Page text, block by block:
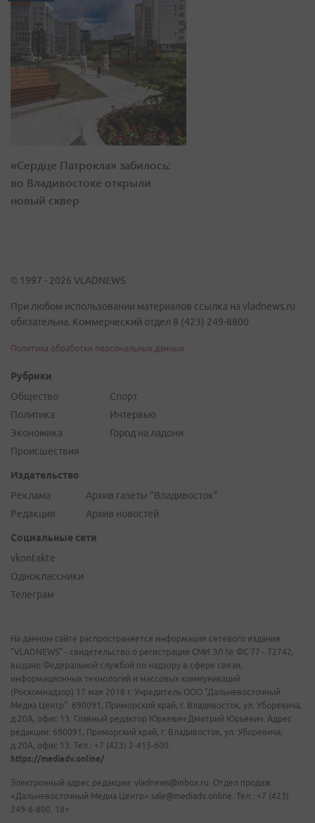
«Сердце Патрокла» забилось:
во Владивостоке открыли
новый сквер
© 1997 - 2026 VLADNEWS
При любом использовании материалов ссылка на vladnews.ru
обязательна. Коммерческий отдел 8 (423) 249-8800
Политика обработки персональных данных
Рубрики
Общество
Политика
Экономика
Происшествия
Спорт
Интервью
Город на ладони
Издательство
Реклама
Редакция
Архив газеты "Владивосток"
Архив новостей
Социальные сети
vkontakte
Одноклассники
Телеграм
На данном сайте распространяется информация сетевого издания
"VLADNEWS" - свидетельство о регистрации СМИ ЭЛ № ФС 77 - 72742,
выдано Федеральной службой по надзору в сфере связи,
информационных технологий и массовых коммуникаций
(Роскомнадзор) 17 мая 2018 г. Учредитель ООО "Дальневосточный
Медиа Центр". 690091, Приморский край, г. Владивосток, ул. Уборевича,
д.20А, офис 13. Главный редактор Юркевич Дмитрий Юрьевич. Адрес
редакции: 690091, Приморский край, г. Владивосток, ул. Уборевича,
д.20А, офис 13. Тел.: +7 (423) 2-415-600.
https://mediadv.online/
Электронный адрес редакции: vladnews@inbox.ru. Отдел продаж
«Дальневосточный Медиа Центр» sale@mediadv.online. Тел.: +7 (423)
249-8-800. 18+